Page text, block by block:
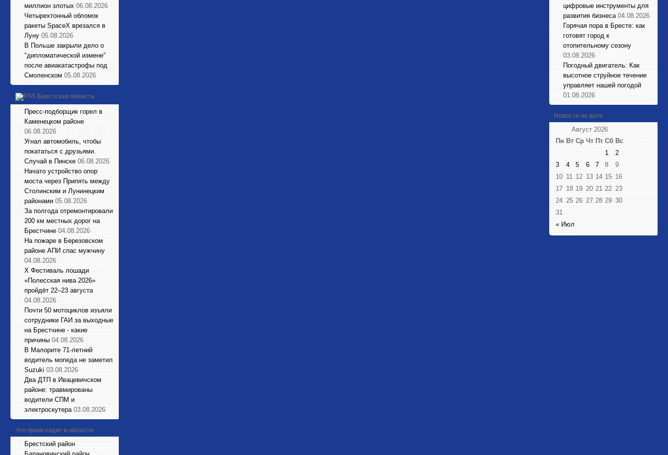
миллион злотых 06.08.2026
Четырехтонный обломок
ракеты SpaceX врезался в
Луну 05.08.2026
В Польше закрыли дело о
"дипломатической измене"
после авиакатастрофы под
Смоленском 05.08.2026
Брестская область
Пресс-подборщик горел в
Каменецком районе
06.08.2026
Угнал автомобиль, чтобы
покататься с друзьями.
Случай в Пинске 06.08.2026
Начато устройство опор
моста через Припять между
Столинским и Лунинецким
районами 05.08.2026
За полгода отремонтировали
200 км местных дорог на
Брестчине 04.08.2026
На пожаре в Березовском
районе АПИ спас мужчину
04.08.2026
X Фестиваль лошади
«Полесская нива 2026»
пройдёт 22–23 августа
04.08.2026
Почти 50 мотоциклов изъяли
сотрудники ГАИ за выходные
на Брестчине - какие
причины 04.08.2026
В Малорите 71-летний
водитель мопеда не заметил
Suzuki 03.08.2026
Два ДТП в Ивацевичском
районе: травмированы
водители СПМ и
электроскутера 03.08.2026
Что происходит в области
Брестский район
цифровые инструменты для
развития бизнеса 04.08.2026
Горячая пора в Бресте: как
готовят город к
отопительному сезону
03.08.2026
Погодный двигатель: Как
высотное струйное течение
управляет нашей погодой
01.08.2026
Новости по дате
Август 2026
Пн Вт Ср Чт Пт Сб Вс
« Июл
1
2
3
4 5 6 7 8
9
10 11 12 13 14 15 16
17 18 19 20 21 22 23
24 25 26 27 28 29 30
31